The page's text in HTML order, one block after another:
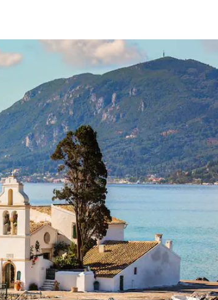
კლავიშები ზემოთ/ქვემოთ მიმართული ისრებით